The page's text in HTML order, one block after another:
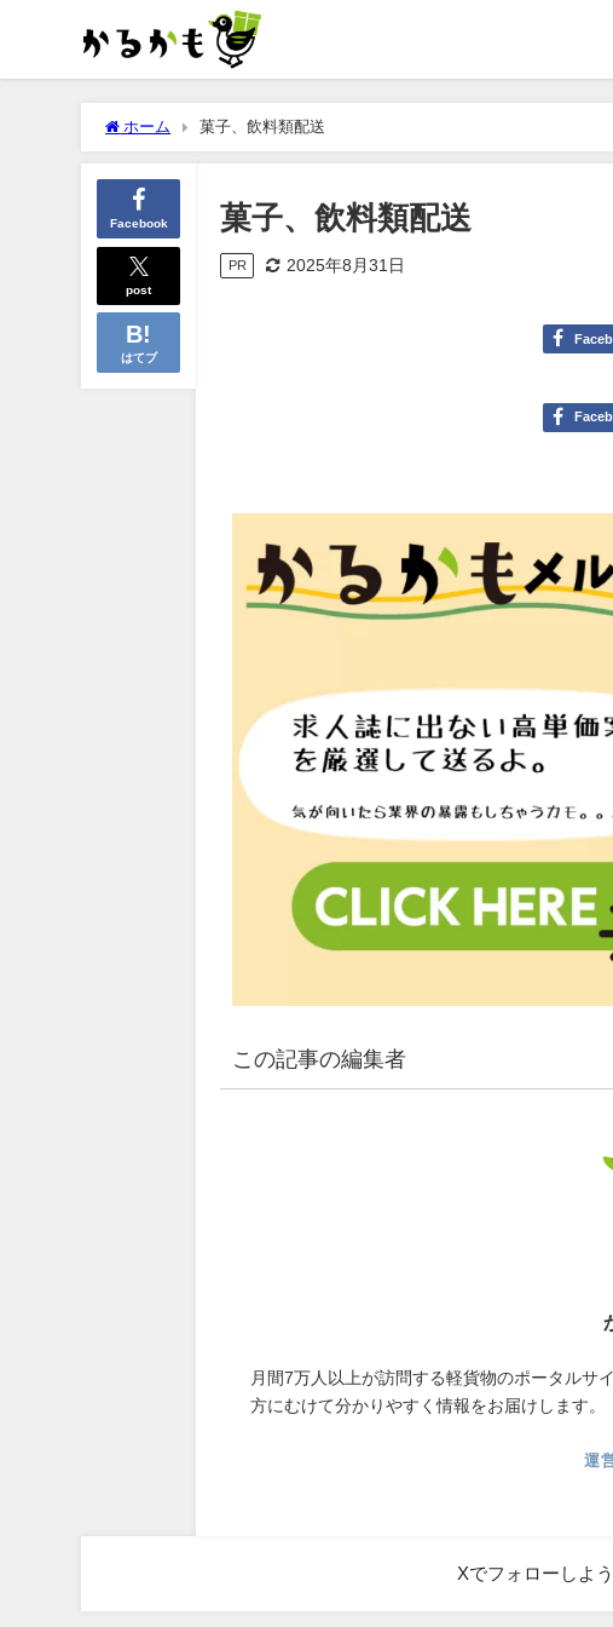
ホーム 菓子、飲料類配送
Facebook
post
はてブ
菓子、飲料類配送
PR 2025年8月31日
この記事の編集者
月間7万人以上が訪問する軽貨物のポータルサ
方にむけて分かりやすく情報をお届けします。
運
Xでフォローしよう